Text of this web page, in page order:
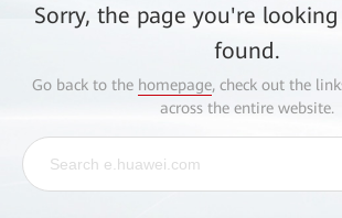
Sorry, the page you're
found.
Go back to the homepage, check out the
across the entire website.